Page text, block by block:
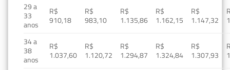
29 a
33
anos
R$
910,18
R$
983,10
R$
1.135,86
R$
1.162,15
R$
1.147,32
34 a
38
anos
R$
1.037,60
R$
1.120,72
R$
1.294,87
R$
1.324,84
R$
1.307,93